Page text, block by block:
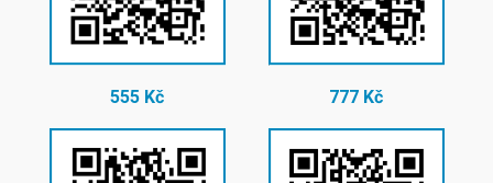
555 Kč 777 Kč